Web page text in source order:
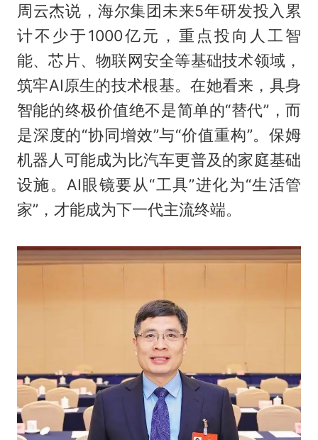
周云杰说，海尔集团未来5年研发投入累
计不少于1000亿元，重点投向人工智
能、芯片、物联网安全等基础技术领域，
筑牢AI原生的技术根基。在她看来，具身
智能的终极价值绝不是简单的“替代”，而
是深度的“协同增效”与“价值重构”。保姆
机器人可能成为比汽车更普及的家庭基础
设施。AI眼镜要从“工具”进化为“生活管
家”，才能成为下一代主流终端。